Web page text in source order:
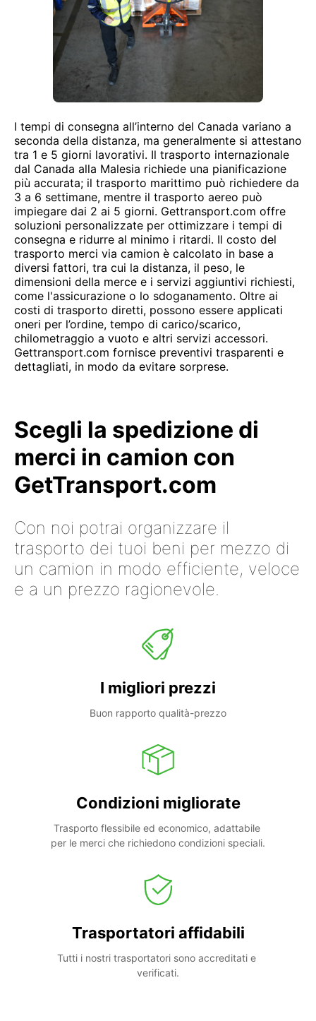
I tempi di consegna all’interno del Canada variano a
seconda della distanza, ma generalmente si attestano
tra 1 e 5 giorni lavorativi. Il trasporto internazionale
dal Canada alla Malesia richiede una pianificazione
più accurata; il trasporto marittimo può richiedere da
3 a 6 settimane, mentre il trasporto aereo può
impiegare dai 2 ai 5 giorni. Gettransport.com offre
soluzioni personalizzate per ottimizzare i tempi di
consegna e ridurre al minimo i ritardi. Il costo del
trasporto merci via camion è calcolato in base a
diversi fattori, tra cui la distanza, il peso, le
dimensioni della merce e i servizi aggiuntivi richiesti,
come l'assicurazione o lo sdoganamento. Oltre ai
costi di trasporto diretti, possono essere applicati
oneri per l’ordine, tempo di carico/scarico,
chilometraggio a vuoto e altri servizi accessori.
Gettransport.com fornisce preventivi trasparenti e
dettagliati, in modo da evitare sorprese.
Scegli la spedizione di
merci in camion con
GetTransport.com
Con noi potrai organizzare il
trasporto dei tuoi beni per mezzo di
un camion in modo efficiente, veloce
e a un prezzo ragionevole.
I migliori prezzi
Buon rapporto qualità-prezzo
Condizioni migliorate
Trasporto flessibile ed economico, adattabile
per le merci che richiedono condizioni speciali.
Trasportatori affidabili
Tutti i nostri trasportatori sono accreditati e
verificati.